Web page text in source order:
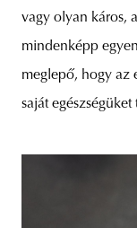
vagy olyan káros,
mindenképp
meglepő, hogy az
saját egészségüket